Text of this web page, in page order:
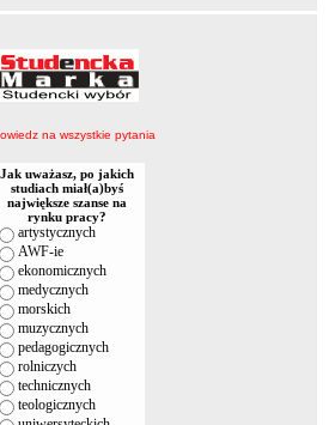
na wszystkie pytania